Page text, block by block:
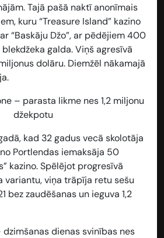
Tajā pašā naktī anonīmais
kuru “Treasure Island” kazino
“Baskāju Džo”, ar pēdējiem 400
galda. Viņš agresīvā
dolāru. Diemžēl nākamajā
– parasta likme nes 1,2 miljonu
džekpotu
kad 32 gadus vecā skolotāja
Portlendas iemaksāja 50
kazino. Spēlējot progresīvā
variantu, viņa trāpīja retu sešu
bez zaudēšanas un ieguva 1,2
dzimšanas dienas svinības nes